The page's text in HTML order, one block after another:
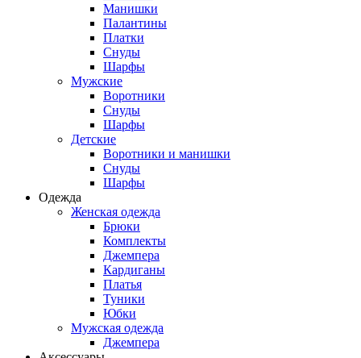
Манишки
Палантины
Платки
Снуды
Шарфы
Мужские
Воротники
Снуды
Шарфы
Детские
Воротники и манишки
Снуды
Шарфы
Одежда
Женская одежда
Брюки
Комплекты
Джемпера
Кардиганы
Платья
Туники
Юбки
Мужская одежда
Джемпера